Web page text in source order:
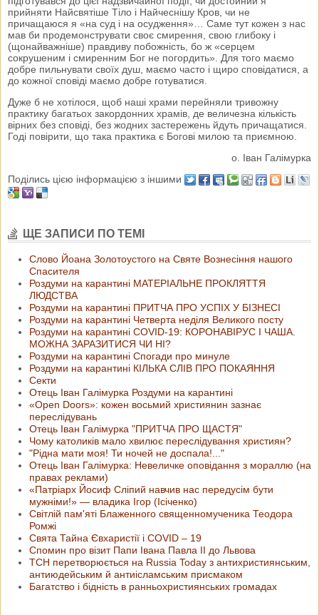
прийняти Найсвятіше Тіло і Найчеснішу Кров, чи не
причащаюся я «на суд і на осудження»… Саме тут кожен з нас
мав би продемонструвати своє смирення, свою глибоку і
(щонайважніше) правдиву побожність, бо ж «серцем
сокрушеним і смиренним Бог не погордить». Для того маємо
добре пильнувати своїх душ, маємо часто і щиро сповідатися, а
до кожної сповіді маємо добре готуватися.
Дуже б не хотілося, щоб наші храми перейняли тривожну
практику багатьох закордонних храмів, де величезна кількість
вірних без сповіді, без жодних застережень йдуть причащатися.
Годі повірити, що така практика є Богові милою та приємною.
о. Іван Галімурка
Поділись цією інформацією з іншими
ЩЕ ЗАПИСИ ПО ТЕМІ
Слово Йоана Золотоустого на Святе Вознесіння нашого
Спасителя
Роздуми на карантині МАТЕРІАЛЬНЕ ПРОКЛЯТТЯ
ЛЮДСТВА
Роздуми на карантині ПРИТЧА ПРО УСПІХ У БІЗНЕСІ
Роздуми на карантині Четверта неділя Великого посту
Роздуми на карантині СOVID-19: КОРОНАВІРУС І ЧАША.
МОЖНА ЗАРАЗИТИСЯ ЧИ НІ?
Роздуми на карантині Спогади про минуле
Роздуми на карантині КІЛЬКА СЛІВ ПРО ПОКАЯННЯ
Cекти
Отець Іван Галімурка Роздуми на карантині
«Open Doors»: кожен восьмий християнин зазнає
переслідувань
Отець Іван Галімурка "ПРИТЧА ПРО ЩАСТЯ"
Чому католиків мало хвилює переслідування християн?
"Рідна мати моя! Ти ночей не доспала!..."
Отець Іван Галімурка: Невеличке оповідання з мораллю (на
правах реклами)
«Патріарх Йосиф Сліпий навчив нас передусім бути
мужніми!» — владика Ігор (Ісіченко)
Світлій пам'яті Блаженного священномученика Теодора
Ромжі
Свята Тайна Євхаристії і COVID – 19
Спомин про візит Папи Івана Павла ІІ до Львова
ТСН перетворюється на Russia Today з антихристиянським,
антиюдейським й антиісламським присмаком
Багатство і бідність в ранньохристиянських громадах